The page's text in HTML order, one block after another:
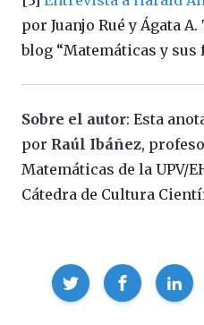
por Juanjo Rué y Ágata
blog “Matemáticas y sus
Sobre el autor: Esta
por Raúl Ibáñez,
Matemáticas de la UPV/
Cátedra de Cultura
Compartir